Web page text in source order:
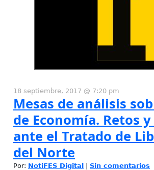
18 septiembre, 2017 @ 7:20 pm
Mesas de análisis
de Economía. Retos
ante el Tratado de
del Norte
Por: NotiFES Digital Sin comentarios